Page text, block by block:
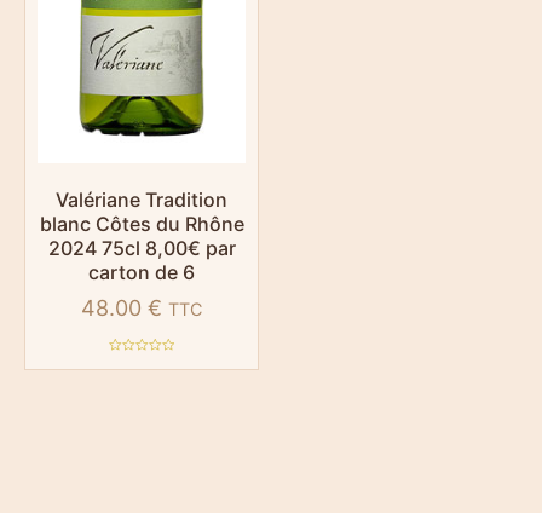
Valériane Tradition
blanc Côtes du Rhône
2024 75cl 8,00€ par
carton de 6
48.00 € TTC